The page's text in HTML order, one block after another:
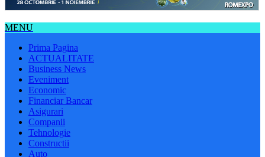
MENU
Prima Pagina
ACTUALITATE
Business News
Eveniment
Economic
Financiar Bancar
Asigurari
Companii
Tehnologie
Constructii
Auto